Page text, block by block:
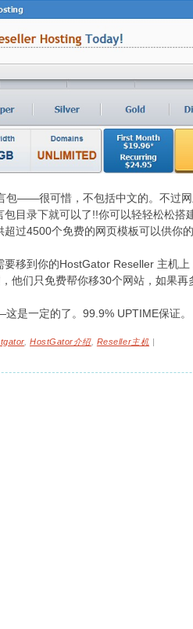
包——很可惜，不包括中文的。不过网
目录下就可以了!!你可以轻轻松松搭
过4500个免费的网页模板可以供你的
移到你的HostGator Reseller 主机上
们只免费帮你移30个网站，如果再
是一定的了。99.9% UPTIME保证。
, HostGator介绍, Reseller主机 |